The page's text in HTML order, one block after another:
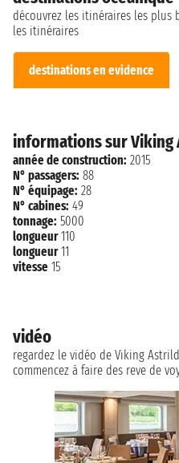
découvrez les itinéraires les plus
les itinéraires
destinations en evidence
informations sur Viking
année de construction: 2015
N° passagers: 88
N° équipage: 28
N° cabines: 49
tonnage: 5000
longueur 110
longueur 11
vitesse 15
vidéo
regardez le vidéo de Viking
commencez à faire des reve de